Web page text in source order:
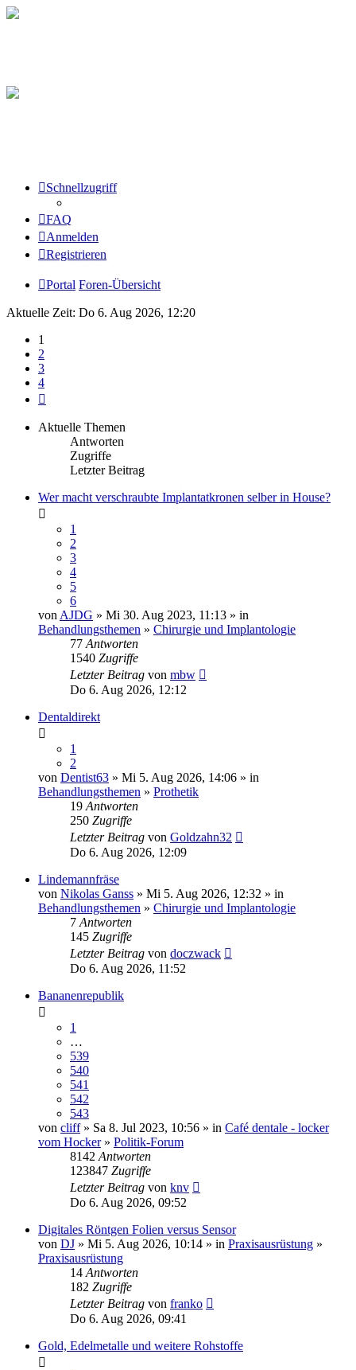
Schnellzugriff
FAQ
Anmelden
Registrieren
Portal Foren-Übersicht
Aktuelle Zeit: Do 6. Aug 2026, 12:20
1
2
3
4
Aktuelle Themen
Antworten
Zugriffe
Letzter Beitrag
Wer macht verschraubte Implantatkronen selber in House?
1
2
3
4
5
6
von AJDG » Mi 30. Aug 2023, 11:13 » in
Behandlungsthemen » Chirurgie und Implantologie
77 Antworten
1540 Zugriffe
Letzter Beitrag von mbw
Do 6. Aug 2026, 12:12
Dentaldirekt
1
2
von Dentist63 » Mi 5. Aug 2026, 14:06 » in
Behandlungsthemen » Prothetik
19 Antworten
250 Zugriffe
Letzter Beitrag von Goldzahn32
Do 6. Aug 2026, 12:09
Lindemannfräse
von Nikolas Ganss » Mi 5. Aug 2026, 12:32 » in
Behandlungsthemen » Chirurgie und Implantologie
7 Antworten
145 Zugriffe
Letzter Beitrag von doczwack
Do 6. Aug 2026, 11:52
Bananenrepublik
1
…
539
540
541
542
543
von cliff» Sa 8. Jul 2023, 10:56 » in Café dentale - locker
vom Hocker» Politik-Forum
8142 Antworten
123847 Zugriffe
Letzter Beitrag von knv
Do 6. Aug 2026, 09:52
Digitales Röntgen Folien versus Sensor
von DJ » Mi 5. Aug 2026, 10:14 » in Praxisausrüstung »
Praxisausrüstung
14 Antworten
182 Zugriffe
Letzter Beitrag von franko
Do 6. Aug 2026, 09:41
Gold, Edelmetalle und weitere Rohstoffe